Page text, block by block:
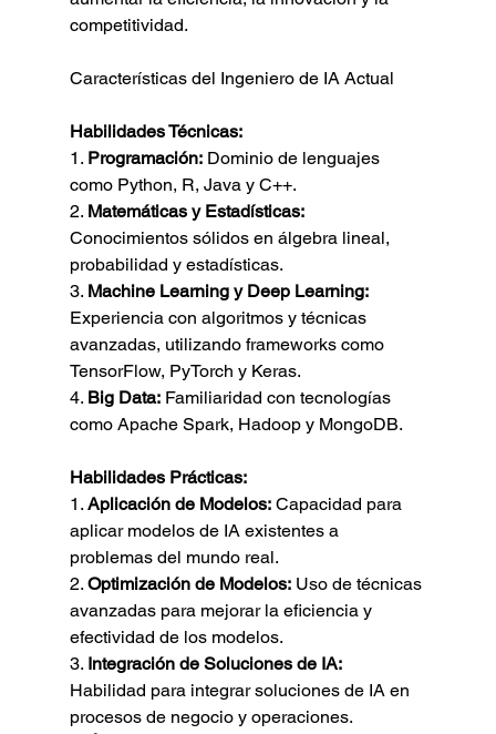
competitividad.
Características del Ingeniero de IA Actual
Habilidades Técnicas:
1. Programación: Dominio de lenguajes
como Python, R, Java y C++.
2. Matemáticas y Estadísticas:
Conocimientos sólidos en álgebra lineal,
probabilidad y estadísticas.
3. Machine Learning y Deep Learning:
Experiencia con algoritmos y técnicas
avanzadas, utilizando frameworks como
TensorFlow, PyTorch y Keras.
4. Big Data: Familiaridad con tecnologías
como Apache Spark, Hadoop y MongoDB.
Habilidades Prácticas:
1. Aplicación de Modelos: Capacidad para
aplicar modelos de IA existentes a
problemas del mundo real.
2. Optimización de Modelos: Uso de técnicas
avanzadas para mejorar la eficiencia y
efectividad de los modelos.
3. Integración de Soluciones de IA:
Habilidad para integrar soluciones de IA en
procesos de negocio y operaciones.